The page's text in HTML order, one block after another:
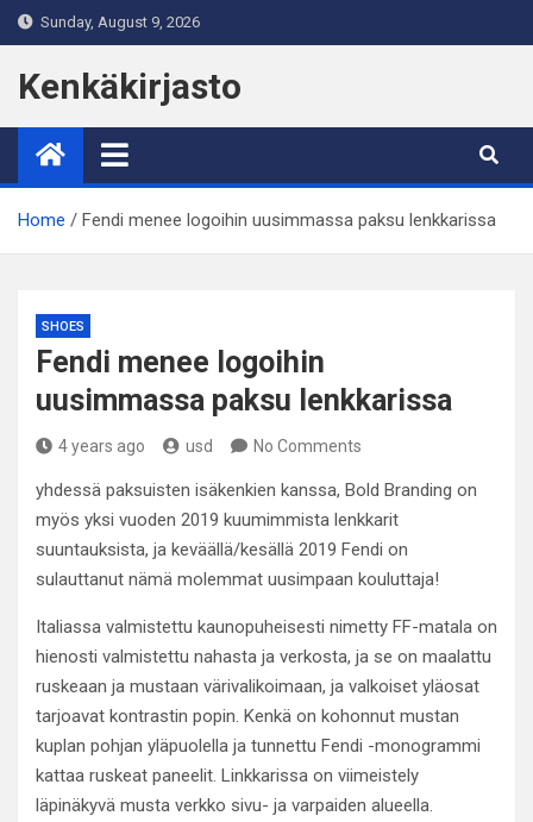
Skip
to
content
Sunday, August 9, 2026
Kenkäkirjasto
Home Fendi menee logoihin uusimmassa paksu lenkkarissa
SHOES
Fendi menee logoihin
uusimmassa paksu lenkkarissa
4 years ago usd No Comments
yhdessä paksuisten isäkenkien kanssa, Bold Branding on
myös yksi vuoden 2019 kuumimmista lenkkarit
suuntauksista, ja keväällä/kesällä 2019 Fendi on
sulauttanut nämä molemmat uusimpaan kouluttaja!
Italiassa valmistettu kaunopuheisesti nimetty FF-matala on
hienosti valmistettu nahasta ja verkosta, ja se on maalattu
ruskeaan ja mustaan värivalikoimaan, ja valkoiset yläosat
tarjoavat kontrastin popin. Kenkä on kohonnut mustan
kuplan pohjan yläpuolella ja tunnettu Fendi -monogrammi
kattaa ruskeat paneelit. Linkkarissa on viimeistely
läpinäkyvä musta verkko sivu- ja varpaiden alueella.